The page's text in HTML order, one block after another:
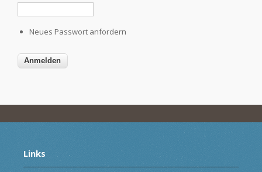
Neues Passwort anfordern
Links